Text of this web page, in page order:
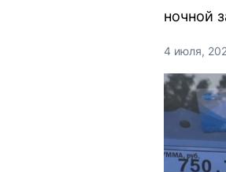
ночной
4 июля,